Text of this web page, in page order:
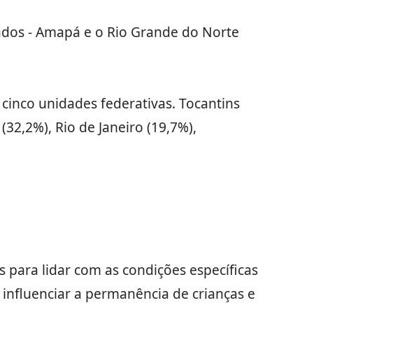
- Amapá e o Rio Grande do Norte
unidades federativas. Tocantins
Rio de Janeiro (19,7%),
lidar com as condições específicas
a permanência de crianças e